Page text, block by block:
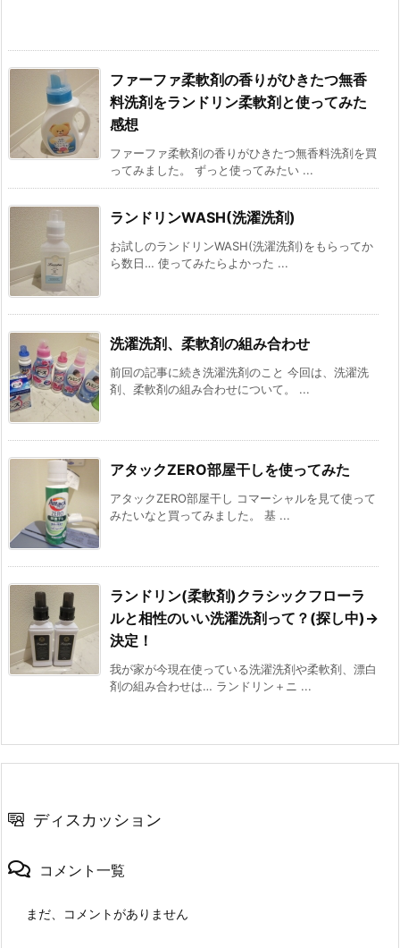
ファーファ柔軟剤の香りがひきたつ無香
料洗剤をランドリン柔軟剤と使ってみた
感想
ファーファ柔軟剤の香りがひきたつ無香料洗剤を買
ってみました。 ずっと使ってみたい ...
ランドリンWASH(洗濯洗剤)
お試しのランドリンWASH(洗濯洗剤)をもらってか
ら数日… 使ってみたらよかった ...
洗濯洗剤、柔軟剤の組み合わせ
前回の記事に続き洗濯洗剤のこと 今回は、洗濯洗
剤、柔軟剤の組み合わせについて。 ...
アタックZERO部屋干しを使ってみた
アタックZERO部屋干し コマーシャルを見て使って
みたいなと買ってみました。 基 ...
ランドリン(柔軟剤)クラシックフローラ
ルと相性のいい洗濯洗剤って？(探し中)→
決定！
我が家が今現在使っている洗濯洗剤や柔軟剤、漂白
剤の組み合わせは… ランドリン＋ニ ...
ディスカッション
コメント一覧
まだ、コメントがありません